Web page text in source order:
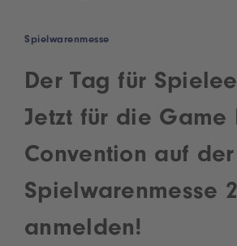
Spielwarenmesse
Der Tag für
Jetzt für die Game
Convention auf der
Spielwarenmesse
anmelden!